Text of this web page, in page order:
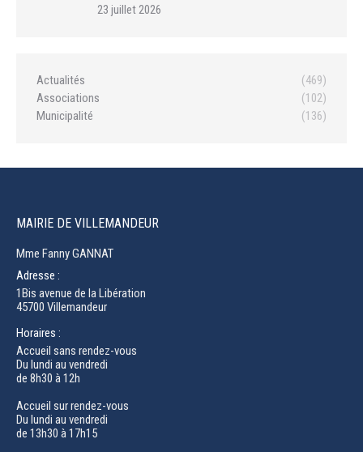
23 juillet 2026
Actualités
(469)
Associations
(102)
Municipalité
(136)
MAIRIE DE VILLEMANDEUR
Mme Fanny GANNAT
Adresse :
1Bis avenue de la Libération
45700 Villemandeur
Horaires :
Accueil sans rendez-vous
Du lundi au vendredi
de 8h30 à 12h
Accueil sur rendez-vous
Du lundi au vendredi
de 13h30 à 17h15